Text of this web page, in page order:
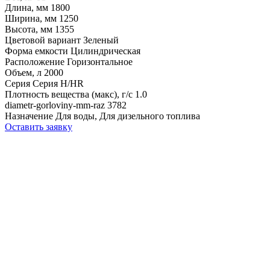
Длина, мм 1800
Ширина, мм 1250
Высота, мм 1355
Цветовой вариант Зеленый
Форма емкости Цилиндрическая
Расположение Горизонтальное
Объем, л 2000
Серия Серия H/HR
Плотность вещества (макс), г/с 1.0
diametr-gorloviny-mm-raz 3782
Назначение Для воды, Для дизельного топлива
Оставить заявку